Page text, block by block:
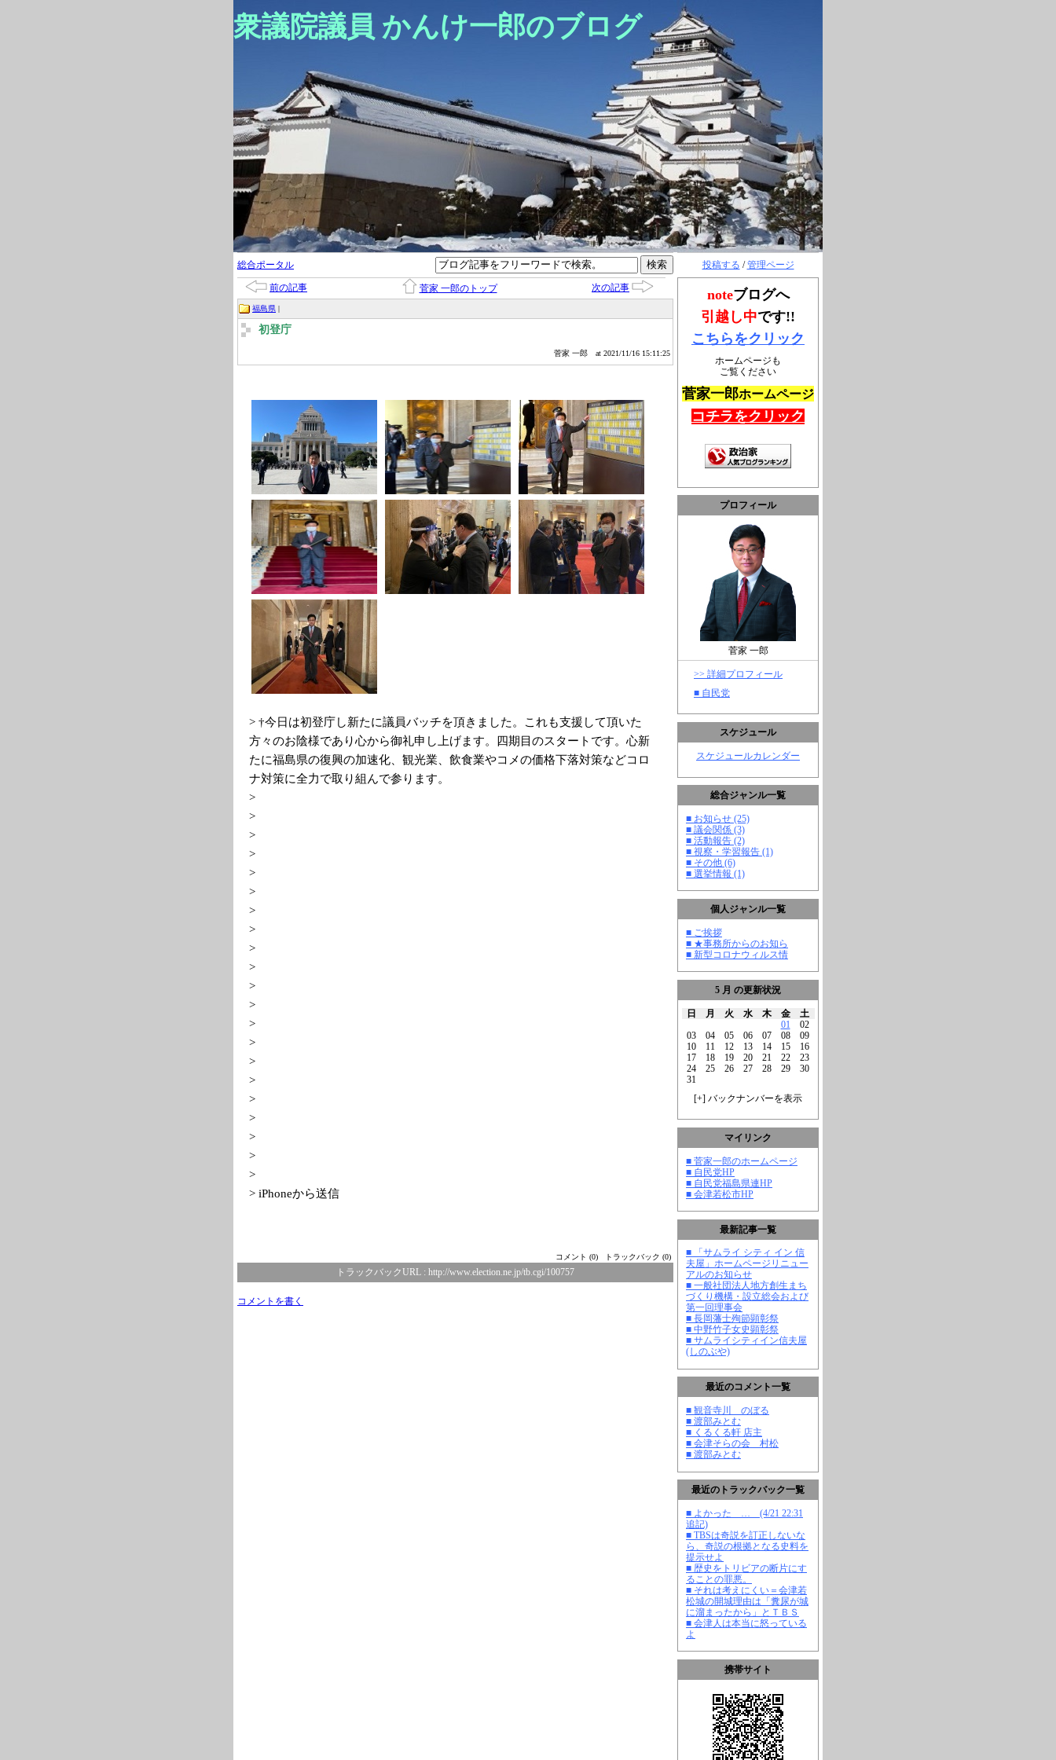
衆議院議員 かんけ一郎のブログ
投稿する /管理ページ
noteブログへ
引越し中です!!
こちらをクリック
ホームページも
ご覧ください
菅家一郎ホームページ
コチラをクリック
プロフィール
菅家 一郎
>> 詳細プロフィール
■ 自民党
スケジュール
スケジュールカレンダー
総合ジャンル一覧
■ お知らせ (25)
■ 議会関係 (3)
■ 活動報告 (2)
■ 視察・学習報告 (1)
■ その他 (6)
■ 選挙情報 (1)
個人ジャンル一覧
■ ご挨拶
■ ★事務所からのお知ら
■ 新型コロナウィルス情
5 月 の更新状況
日 月 火 水 木 金
土
01
02
03
04 05 06 07 08
09
10
11 12 13 14 15
16
17
18 19 20 21 22
23
24
25 26 27 28 29
30
31
[+] バックナンバーを表示
マイリンク
■ 菅家一郎のホームページ
■ 自民党HP
■ 自民党福島県連HP
■ 会津若松市HP
最新記事一覧
■ 「サムライ シティ イン 信
夫屋」ホームページリニュー
アルのお知らせ
■ 一般社団法人地方創生まち
づくり機構・設立総会および
第一回理事会
■ 長岡藩士殉節顕彰祭
■ 中野竹子女史顕彰祭
■ サムライシティイン信夫屋
(しのぶや)
最近のコメント一覧
■ 観音寺川 のぼる
■ 渡部みとむ
■ くるくる軒 店主
■ 会津そらの会 村松
■ 渡部みとむ
最近のトラックバック一覧
■ よかった … (4/21 22:31
追記)
■ TBSは奇説を訂正しないな
ら、奇説の根拠となる史料を
提示せよ
■ 歴史をトリビアの断片にす
ることの罪悪。
■ それは考えにくい＝会津若
松城の開城理由は「糞尿が城
に溜まったから」とＴＢＳ
■ 会津人は本当に怒っている
よ
携帯サイト
総合ポータル
前の記事 菅家 一郎のトップ 次の記事
福島県 |
初登庁
菅家 一郎 at 2021/11/16 15:11:25
> †今日は初登庁し新たに議員バッチを頂きました。これも支援して頂いた
方々のお陰様であり心から御礼申し上げます。四期目のスタートです。心新
たに福島県の復興の加速化、観光業、飲食業やコメの価格下落対策などコロ
ナ対策に全力で取り組んで参ります。
>
>
>
>
>
>
>
>
>
>
>
>
>
>
>
>
>
>
>
>
>
> iPhoneから送信
コメント (0) トラックバック (0)
トラックバックURL : http://www.election.ne.jp/tb.cgi/100757
コメントを書く